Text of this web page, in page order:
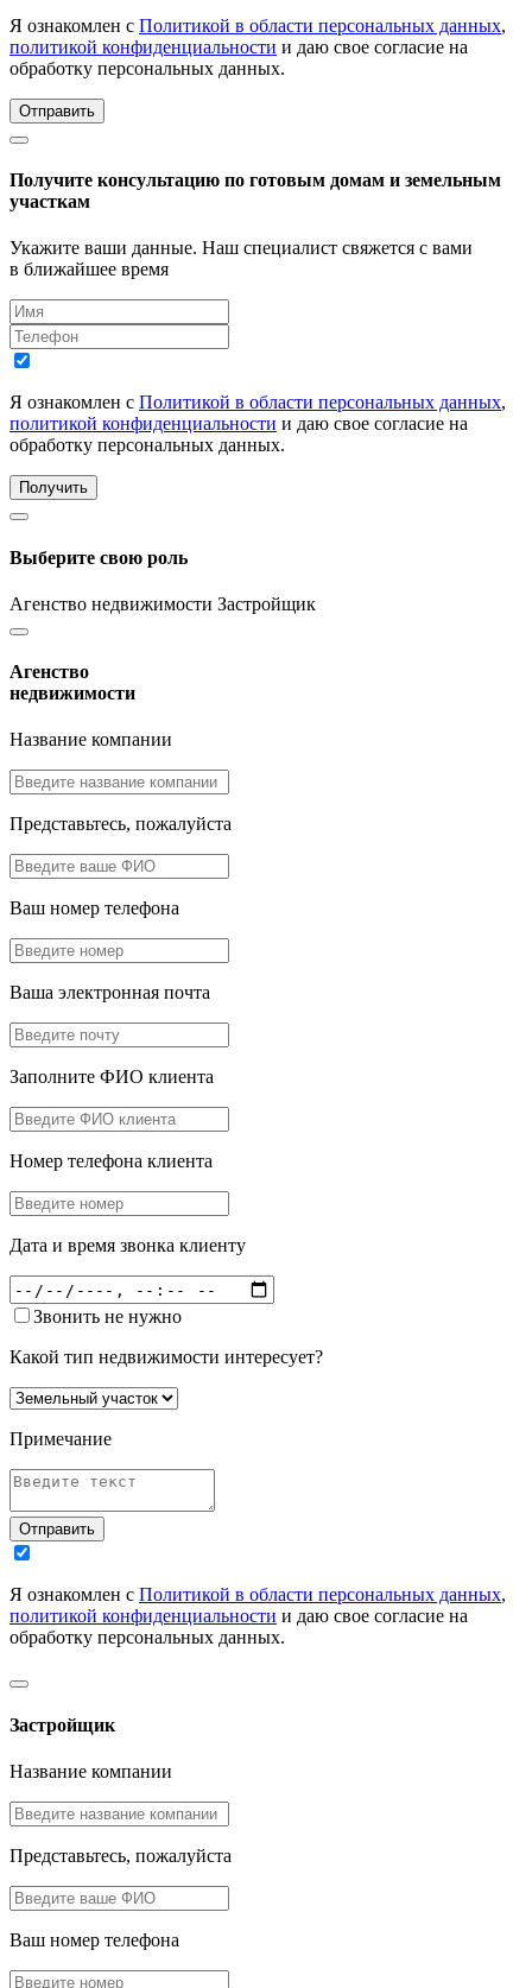
Я ознакомлен с Политикой в области персональных данных,
политикой конфиденциальности и даю свое согласие на
обработку персональных данных.
Отправить
Получите консультацию по готовым домам и земельным
участкам
Укажите ваши данные. Наш специалист свяжется с вами
в ближайшее время
Я ознакомлен с Политикой в области персональных данных,
политикой конфиденциальности и даю свое согласие на
обработку персональных данных.
Получить
Выберите свою роль
Агенство недвижимости Застройщик
Агенство
недвижимости
Название компании
Представьтесь, пожалуйста
Ваш номер телефона
Ваша электронная почта
Заполните ФИО клиента
Номер телефона клиента
Дата и время звонка клиенту
Звонить не нужно
Какой тип недвижимости интересует?
Примечание
Отправить
Я ознакомлен с Политикой в области персональных данных,
политикой конфиденциальности и даю свое согласие на
обработку персональных данных.
Застройщик
Название компании
Представьтесь, пожалуйста
Ваш номер телефона